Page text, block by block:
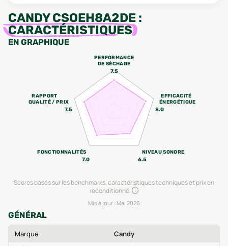
CANDY CSOEH8A2DE :
CARACTÉRISTIQUES
EN GRAPHIQUE
PERFORMANCE
DE SÉCHAGE
7.5
EFFICACITÉ
ÉNERGÉTIQUE
8.0
NIVEAU SONORE
6.5
FONCTIONNALITÉS
7.0
RAPPORT
QUALITÉ / PRIX
7.5
Scores basés sur les benchmarks, caractéristiques techniques et prix en
reconditionné.
Mis à jour : Mai 2026
GÉNÉRAL
Marque
Candy